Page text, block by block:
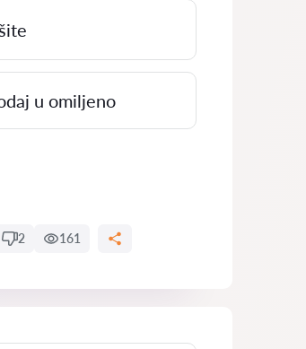
u omiljeno
2 161